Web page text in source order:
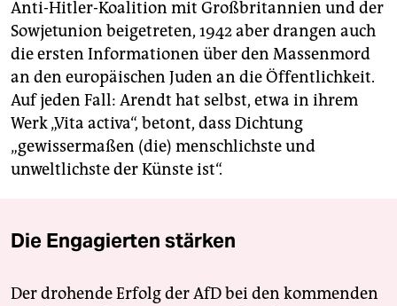
Anti-Hitler-Koalition mit Großbritannien und der
Sowjetunion beigetreten, 1942 aber drangen auch
die ersten Informationen über den Massenmord
an den europäischen Juden an die Öffentlichkeit.
Auf jeden Fall: Arendt hat selbst, etwa in ihrem
Werk „Vita activa“, betont, dass Dichtung
„gewissermaßen (die) menschlichste und
unweltlichste der Künste ist“.
Die Engagierten stärken
Der drohende Erfolg der AfD bei den kommenden